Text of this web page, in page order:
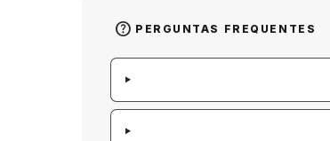
help PERGUNTAS FREQUENTES